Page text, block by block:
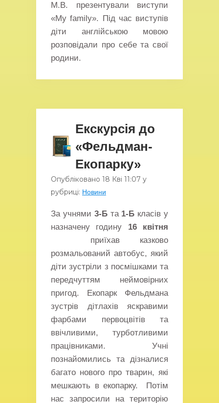
М.В. презентували виступи
«My family». Під час виступів
діти англійською мовою
розповідали про себе та свої
родини.
Екскурсія до
«Фельдман-
Екопарку»
Опубліковано 18 Кві 11:07 у
рубриці: Новини
За учнями 3-Бта 1-Б класів у
назначену годину 16 квітня
приїхав казково
розмальований автобус, який
діти зустріли з посмішками та
передчуттям неймовірних
пригод. Екопарк Фельдмана
зустрів дітлахів яскравими
фарбами первоцвітів та
ввічливими, турботливими
працівниками. Учні
познайомились та дізналися
багато нового про тварин, які
мешкають в екопарку. Потім
нас запросили на територію